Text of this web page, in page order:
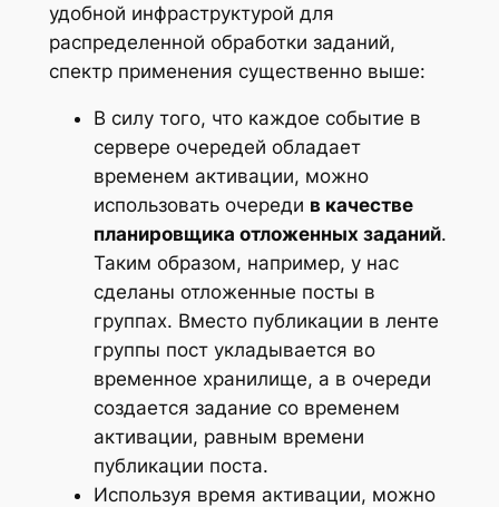
удобной инфраструктурой для
распределенной обработки заданий,
спектр применения существенно выше:
В силу того, что каждое событие в
сервере очередей обладает
временем активации, можно
использовать очереди в качестве
планировщика отложенных заданий.
Таким образом, например, у нас
сделаны отложенные посты в
группах. Вместо публикации в ленте
группы пост укладывается во
временное хранилище, а в очереди
создается задание со временем
активации, равным времени
публикации поста.
Используя время активации, можно